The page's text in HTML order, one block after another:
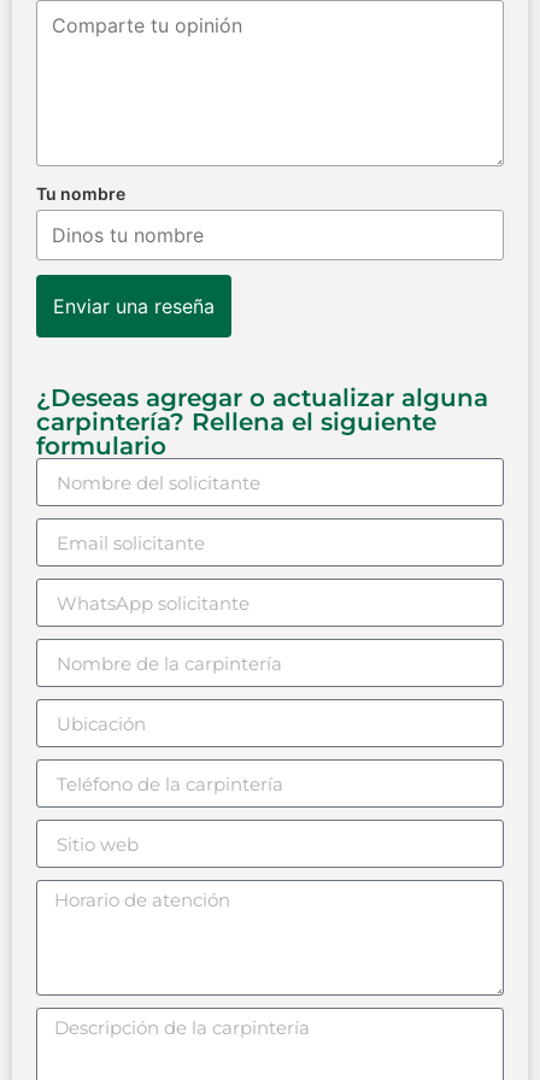
Tu nombre
Enviar una reseña
¿Deseas agregar o actualizar alguna
carpintería? Rellena el siguiente
formulario